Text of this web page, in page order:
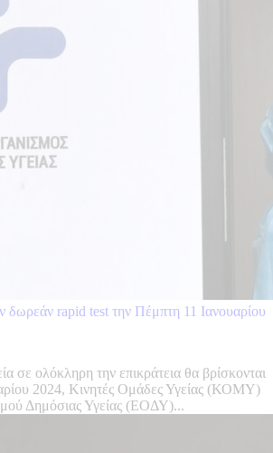
rapid test την Πέμπτη 11 Ιανουαρίου
σε ολόκληρη την επικράτεια θα βρίσκονται
2024, Κινητές Ομάδες Υγείας (ΚΟΜΥ)
Δημόσιας Υγείας (ΕΟΔΥ)...